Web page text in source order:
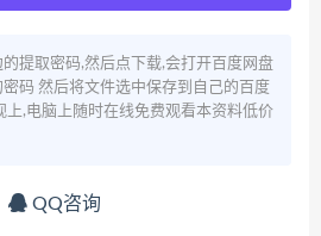
提取密码,然后点下载,会打开百度网盘
码 然后将文件选中保存到自己的百度
上,电脑上随时在线免费观看本资料低价
QQ咨询